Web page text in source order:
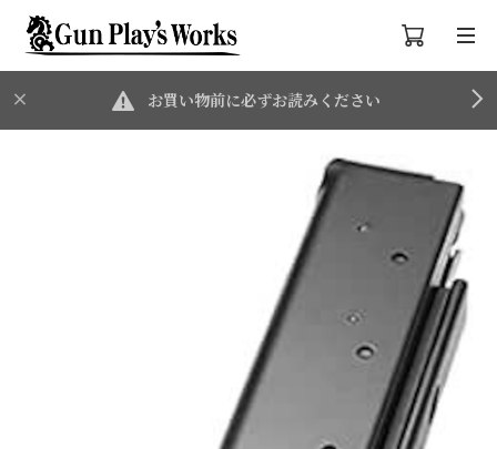
お買い物前に必ずお読みください